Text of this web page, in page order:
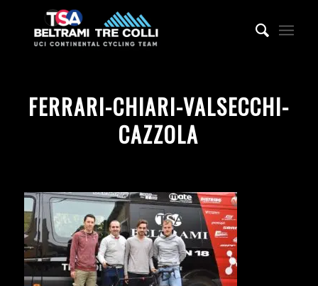
FERRARI-CHIARI-VALSECCHI-
CAZZOLA